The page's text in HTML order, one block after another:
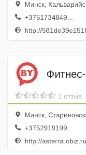
Минск,
+3751734849...
http://
1 отзыв
Минск,
+3752919199...
http://asterra.obiz.ru